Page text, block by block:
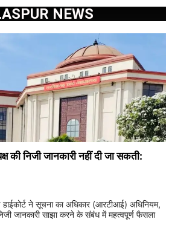
NEWS
की निजी जानकारी नहीं दी जा सकती:
ने सूचना का अधिकार (आरटीआई) अधिनियम,
जानकारी साझा करने के संबंध में महत्वपूर्ण फैसला